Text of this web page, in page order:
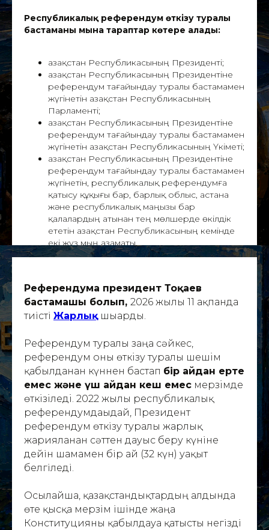
Республикалық референдум өткізу туралы
бастаманы мына тараптар көтере алады:
Қазақстан Республикасының Президенті;
Қазақстан Республикасының Президентіне
референдум тағайындау туралы бастамамен
жүгінетін Қазақстан Республикасының
Парламенті;
Қазақстан Республикасының Президентіне
референдум тағайындау туралы бастамамен
жүгінетін Қазақстан Республикасының Үкіметі;
Қазақстан Республикасының Президентіне
референдум тағайындау туралы бастамамен
жүгінетін, республикалық референдумға
қатысу құқығы бар, барлық облыс, астана
және республикалық маңызы бар
қалалардың атынан тең мөлшерде өкілдік
ететін Қазақстан Республикасының кемінде
екі жүз мың азаматы.
Референдумға президент Тоқаев
бастамашы болып, 2026 жылғы 11 ақпанда
тиісті Жарлықшығарды.
Референдум туралы заңға сәйкес,
референдум оны өткiзу туралы шешiм
қабылданған күннен бастап бiр айдан ерте
емес және үш айдан кеш емес мерзiмде
өткiзiледi. 2022 жылғы республикалық
референдумдағыдай, Президент
референдум өткізу туралы жарлық
жарияланған сәттен дауыс беру күніне
дейін шамамен бір ай (32 күн) уақыт
белгіледі.
Осылайша, қазақстандықтардың алдында
өте қысқа мерзім ішінде жаңа
Конституцияны қабылдауға қатысты негізді